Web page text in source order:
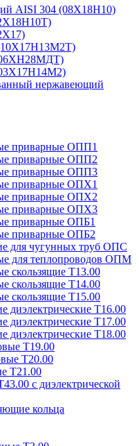
AISI 304 (08Х18Н10)
нержавеющий
приварные ОПП1
приварные ОПП2
приварные ОПП3
приварные ОПХ1
приварные ОПХ2
приварные ОПХ3
приварные ОПБ1
приварные ОПБ2
для чугунных труб ОПС
для теплопроводов ОПМ
скользящие Т13.00
скользящие Т14.00
скользящие Т15.00
диэлектрические Т16.00
диэлектрические Т17.00
диэлектрические Т18.00
Т19.00
Т20.00
Т21.00
с диэлектрической
кольца